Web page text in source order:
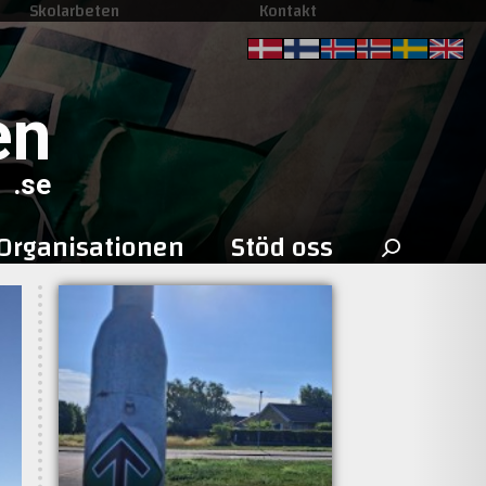
Skolarbeten Kontakt
.se
Stöd oss Sök
efter: